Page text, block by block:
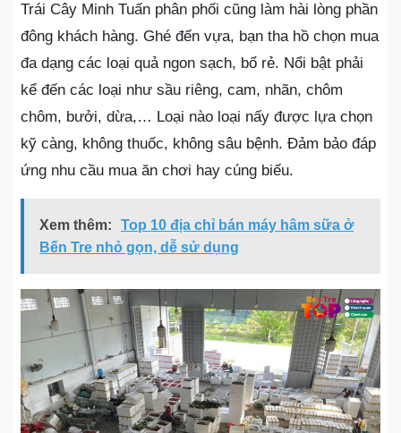
Trái Cây Minh Tuấn phân phối cũng làm hài lòng phần
đông khách hàng. Ghé đến vựa, bạn tha hồ chọn mua
đa dạng các loại quả ngon sạch, bổ rẻ. Nổi bật phải
kể đến các loại như sầu riêng, cam, nhãn, chôm
chôm, bưởi, dừa,… Loại nào loại nấy được lựa chọn
kỹ càng, không thuốc, không sâu bệnh. Đảm bảo đáp
ứng nhu cầu mua ăn chơi hay cúng biếu.
Xem thêm:
Top 10 địa chỉ bán máy hâm sữa ở
Bến Tre nhỏ gọn, dễ sử dụng